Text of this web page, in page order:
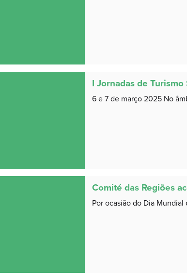
I Jornadas de
6 e 7 de março 2025 No
Comité das Regiões
Por ocasião do Dia